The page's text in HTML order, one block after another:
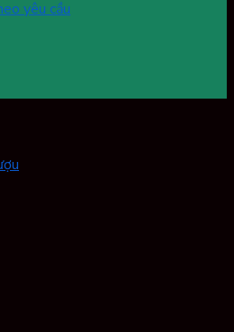
yêu cầu